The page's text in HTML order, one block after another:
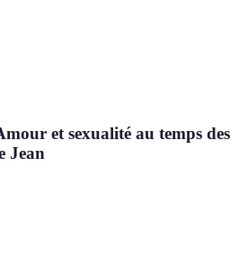
et sexualité au temps des
Jean